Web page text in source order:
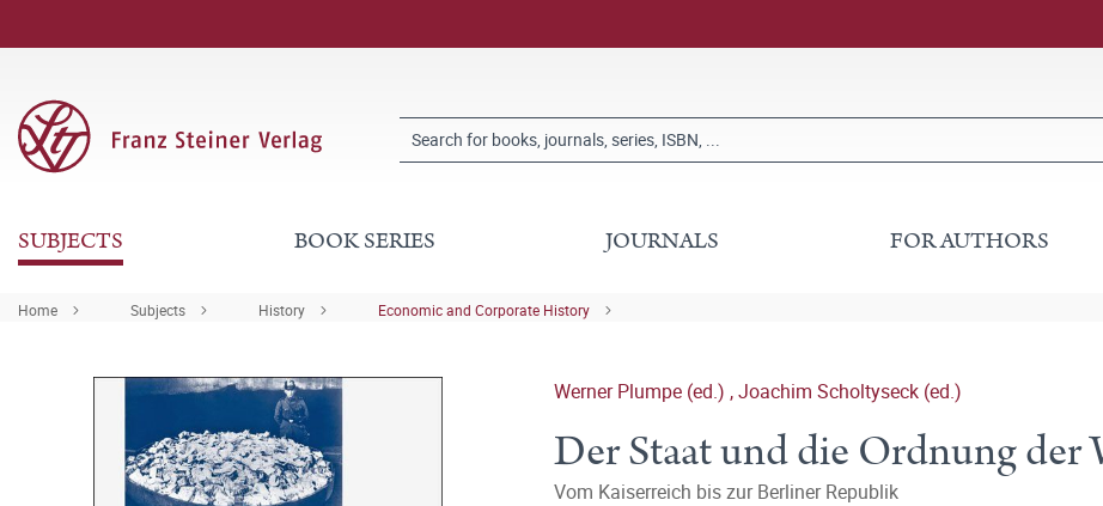
SUBJECTS BOOK SERIES JOURNALS FOR AUTHORS
Home Subjects History Economic and Corporate History
Werner Plumpe (ed.) ,Joachim Scholtyseck (ed.)
Der Staat und die Ordnung der
Vom Kaiserreich bis zur Berliner Republik